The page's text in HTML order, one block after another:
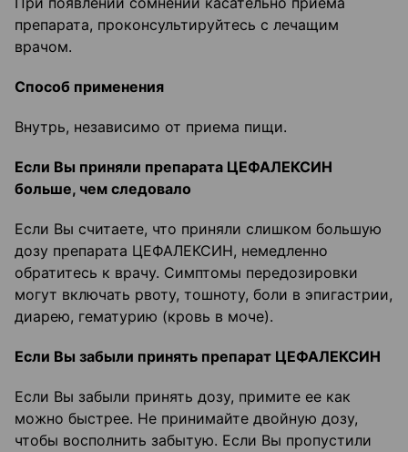
препарата, проконсультируйтесь с лечащим
врачом.
Способ применения
Внутрь, независимо от приема пищи.
Если Вы приняли препарата ЦЕФАЛЕКСИН
больше, чем следовало
Если Вы считаете, что приняли слишком большую
дозу препарата ЦЕФАЛЕКСИН, немедленно
обратитесь к врачу. Симптомы передозировки
могут включать рвоту, тошноту, боли в эпигастрии,
диарею, гематурию (кровь в моче).
Если Вы забыли принять препарат ЦЕФАЛЕКСИН
Если Вы забыли принять дозу, примите ее как
можно быстрее. Не принимайте двойную дозу,
чтобы восполнить забытую. Если Вы пропустили